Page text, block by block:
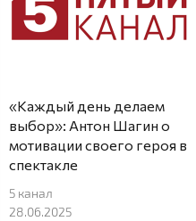
«Каждый день делаем
выбор»: Антон Шагин о
мотивации своего героя в
спектакле
5 канал
28.06.2025